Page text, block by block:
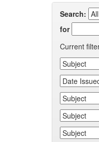
Search:
for
Current